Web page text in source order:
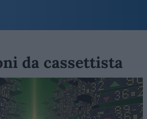
da cassettista